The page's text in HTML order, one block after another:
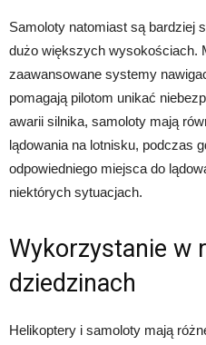
Samoloty natomiast są bardziej
dużo większych wysokościach.
zaawansowane systemy
pomagają pilotom unikać
awarii silnika, samoloty mają
lądowania na lotnisku, podczas
odpowiedniego miejsca do
niektórych sytuacjach.
Wykorzystanie w
dziedzinach
Helikoptery i samoloty mają